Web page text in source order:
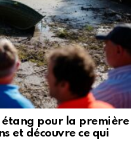
étang pour la première
et découvre ce qui